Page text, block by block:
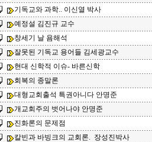
기독교와 과학.. 이신열 박사
예정설 김진규 교수
창세기 날 욤해석
잘못된 기독교 용어들 김세광교수
현대 신학적 이슈- 바른신학
회복의 종말론
대형교회출석 특권아니다 안명준
개교회주의 벗어나야 안명준
진화론의 문제점
칼빈과 바빙크의 교회론. 장성진박사